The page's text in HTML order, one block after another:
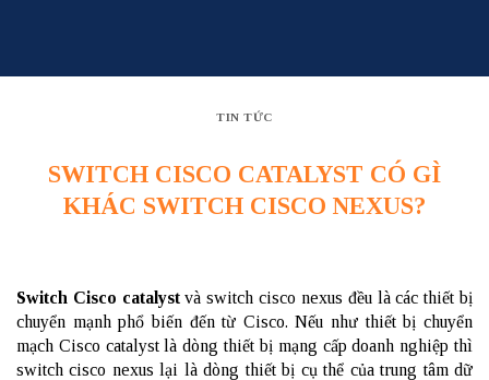
TIN TỨC
SWITCH CISCO CATALYST CÓ GÌ
KHÁC SWITCH CISCO NEXUS?
Switch Cisco catalystvà switch cisco nexus đều là các thiết bị
chuyển mạnh phổ biến đến từ Cisco. Nếu như thiết bị chuyển
mạch Cisco catalyst là dòng thiết bị mạng cấp doanh nghiệp thì
switch cisco nexus lại là dòng thiết bị cụ thể của trung tâm dữ